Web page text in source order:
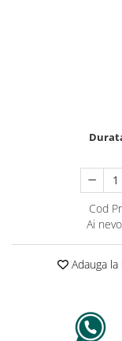
Cod
Ai
Adauga la